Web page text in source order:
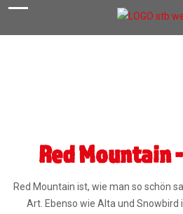
Red Mountain
Red Mountain ist, wie man so schön
Art. Ebenso wie Alta und Snowbird